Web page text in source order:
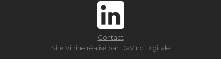
Site Vitrine réalisé par DaVinci Digitale
Contact